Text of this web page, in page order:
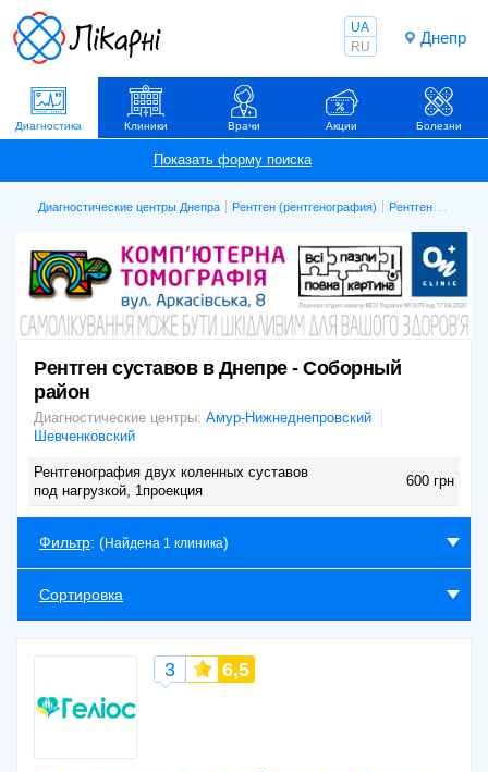
Днепр
UA
RU
Диагностика Клиники Врачи Акции Болезни
Диагностические центры Днепра Рентген (рентгенография) Рентген суставов
Рентген суставов в Днепре - Соборный
район
Диагностические центры: Амур-Нижнеднепровский
Шевченковский
Рентгенография двух коленных суставов
под нагрузкой, 1проекция
600 грн
Фильтр: (Найдена 1 клиника)
Сортировка
3 6,5